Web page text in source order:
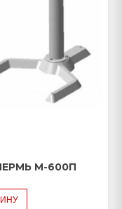
М-600П